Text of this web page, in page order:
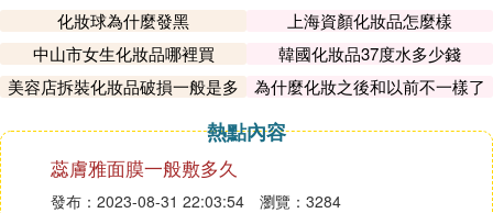
我在官網買了一套然後我收到之後客服天天打電話說
沒效果是因為我的體質什麼的說我是因為宮寒讓我買
後期另一套中葯的我說要調身體去中葯店買她說用她
們的才行然後後來給我打了一個月的電話我都沒接再
後來我換手機號了東西本身就應該是因人而異的我用
了之後沒多大變化敷衍面膜會覺得臉嫩了點只要一不
用就不行了
化妝球為什麼發黑
上海資顏化妝品怎麼樣
中山市女生化妝品哪裡買
韓國化妝品37度水多少錢
美容店拆裝化妝品破損一般是多
為什麼化妝之後和以前不一樣了
熱點內容
蕊膚雅面膜一般敷多久
發布：2023-08-31 22:03:54 瀏覽：3284